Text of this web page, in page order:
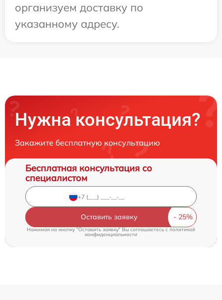
организуем доставку по
указанному адресу.
Нужна консультация?
Закажите бесплатную консультацию
Бесплатная консультация со
специалистом
Оставить заявку
Нажимая на кнопку "Оставить заявку" Вы соглашаетесь cполитикой
конфиденциальности